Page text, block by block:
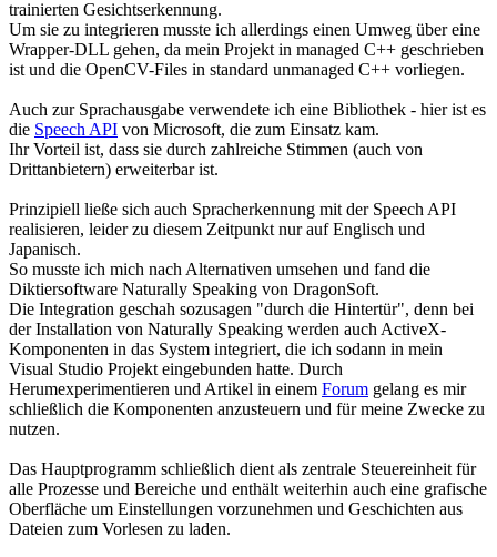
trainierten Gesichtserkennung.
Um sie zu integrieren musste ich allerdings einen Umweg über eine
Wrapper-DLL gehen, da mein Projekt in managed C++ geschrieben
ist und die OpenCV-Files in standard unmanaged C++ vorliegen.
Auch zur Sprachausgabe verwendete ich eine Bibliothek - hier ist es
die Speech API von Microsoft, die zum Einsatz kam.
Ihr Vorteil ist, dass sie durch zahlreiche Stimmen (auch von
Drittanbietern) erweiterbar ist.
Prinzipiell ließe sich auch Spracherkennung mit der Speech API
realisieren, leider zu diesem Zeitpunkt nur auf Englisch und
Japanisch.
So musste ich mich nach Alternativen umsehen und fand die
Diktiersoftware Naturally Speaking von DragonSoft.
Die Integration geschah sozusagen "durch die Hintertür", denn bei
der Installation von Naturally Speaking werden auch ActiveX-
Komponenten in das System integriert, die ich sodann in mein
Visual Studio Projekt eingebunden hatte. Durch
Herumexperimentieren und Artikel in einem Forum gelang es mir
schließlich die Komponenten anzusteuern und für meine Zwecke zu
nutzen.
Das Hauptprogramm schließlich dient als zentrale Steuereinheit für
alle Prozesse und Bereiche und enthält weiterhin auch eine grafische
Oberfläche um Einstellungen vorzunehmen und Geschichten aus
Dateien zum Vorlesen zu laden.